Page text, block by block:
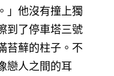
」他沒有撞上獨
到了停車塔三號
苔蘚的柱子。不
戀人之間的耳